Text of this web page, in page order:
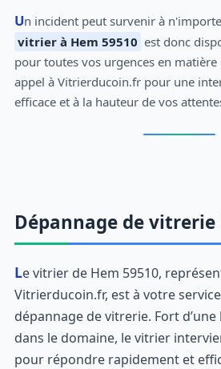
Un incident peut survenir à
vitrier à Hem 59510 est donc
pour toutes vos urgences en
appel à Vitrierducoin.fr pour une
efficace et à la hauteur de vos
Dépannage de vitrerie
Le vitrier de Hem 59510, représenté par l’entreprise
Vitrierducoin.fr, est à votre
dépannage de vitrerie. Fort
dans le domaine, le vitrier
pour répondre rapidement et